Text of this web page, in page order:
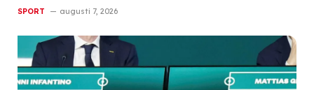
SPORT augusti 7, 2026